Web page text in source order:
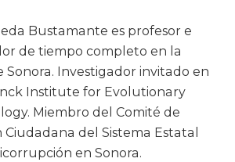
Bustamante es profesor e
de tiempo completo en la
Sonora. Investigador invitado en
Institute for Evolutionary
Miembro del Comité de
Ciudadana del Sistema Estatal
en Sonora.